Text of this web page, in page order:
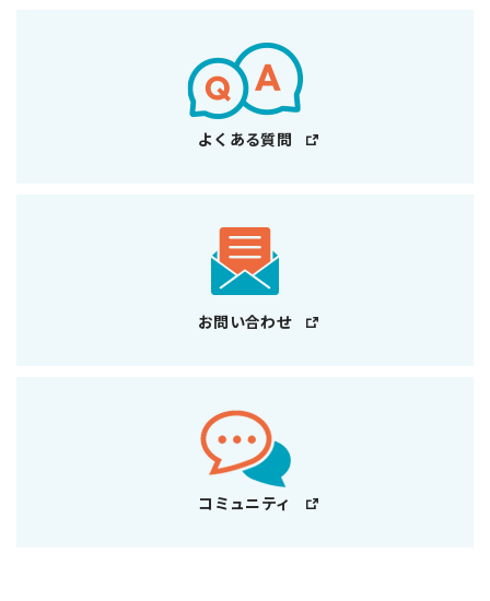
よくある質問
お問い合わせ
コミュニティ